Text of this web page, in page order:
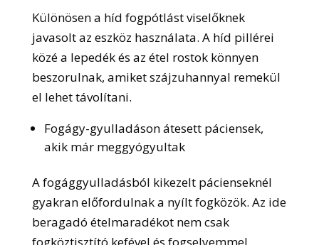
Különösen a híd fogpótlást viselőknek
javasolt az eszköz használata. A híd pillérei
közé a lepedék és az étel rostok könnyen
beszorulnak, amiket szájzuhannyal remekül
el lehet távolítani.
Fogágy-gyulladáson átesett páciensek,
akik már meggyógyultak
A fogággyulladásból kikezelt pácienseknél
gyakran előfordulnak a nyílt fogközök. Az ide
beragadó ételmaradékot nem csak